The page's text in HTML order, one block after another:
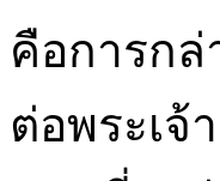
คือการก
ต่อพระเ